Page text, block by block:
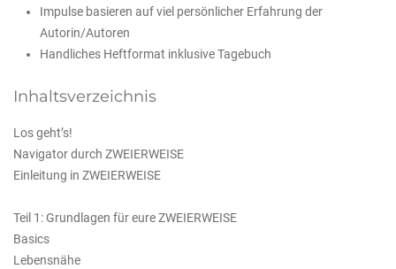
Impulse basieren auf viel persönlicher Erfahrung der
Autorin/Autoren
Handliches Heftformat inklusive Tagebuch
Inhaltsverzeichnis
Los geht’s!
Navigator durch ZWEIERWEISE
Einleitung in ZWEIERWEISE
Teil 1: Grundlagen für eure ZWEIERWEISE
Basics
Lebensnähe